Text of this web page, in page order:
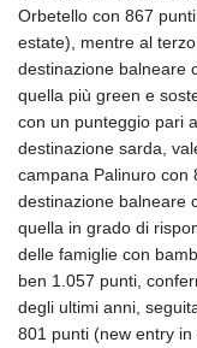
Orbetello con 867
estate), mentre al
destinazione balneare
quella più green e
con un punteggio pari
destinazione sarda,
campana Palinuro con
destinazione balneare
quella in grado di
delle famiglie con
ben 1.057 punti,
degli ultimi anni,
801 punti (new entry